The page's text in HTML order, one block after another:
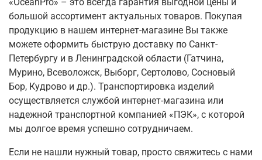
«OceanPro» – это всегда гарантия выгодной цены и
большой ассортимент актуальных товаров. Покупая
продукцию в нашем интернет-магазине Вы также
можете оформить быструю доставку по Санкт-
Петербургу и в Ленинградской области (Гатчина,
Мурино, Всеволожск, Выборг, Сертолово, Сосновый
Бор, Кудрово и др.). Транспортировка изделий
осуществляется службой интернет-магазина или
надежной транспортной компанией «ПЭК», с которой
мы долгое время успешно сотрудничаем.
Если не нашли нужный товар, просто свяжитесь с нами